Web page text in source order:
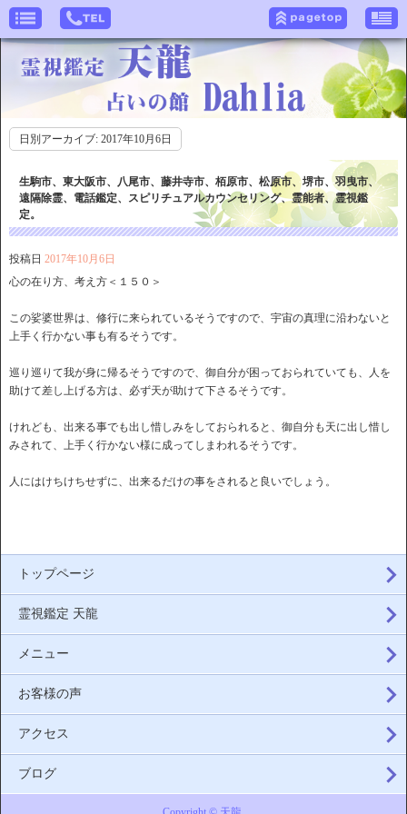
日別アーカイブ: 2017年10月6日
生駒市、東大阪市、八尾市、藤井寺市、栢原市、松原市、堺市、羽曳市、
遠隔除霊、電話鑑定、スピリチュアルカウンセリング、霊能者、霊視鑑
定。
投稿日 2017年10月6日
心の在り方、考え方＜１５０＞
この娑婆世界は、修行に来られているそうですので、宇宙の真理に沿わないと
上手く行かない事も有るそうです。
巡り巡りて我が身に帰るそうですので、御自分が困っておられていても、人を
助けて差し上げる方は、必ず天が助けて下さるそうです。
けれども、出来る事でも出し惜しみをしておられると、御自分も天に出し惜し
みされて、上手く行かない様に成ってしまわれるそうです。
人にはけちけちせずに、出来るだけの事をされると良いでしょう。
トップページ
霊視鑑定 天龍
メニュー
お客様の声
アクセス
ブログ